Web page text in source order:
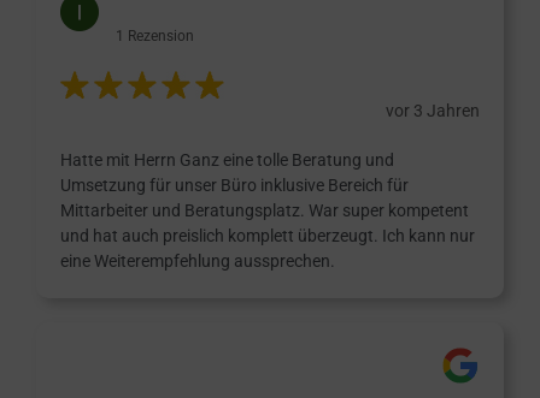
1 Rezension
vor 3 Jahren
Hatte mit Herrn Ganz eine tolle Beratung und
Umsetzung für unser Büro inklusive Bereich für
Mittarbeiter und Beratungsplatz. War super kompetent
und hat auch preislich komplett überzeugt. Ich kann nur
eine Weiterempfehlung aussprechen.